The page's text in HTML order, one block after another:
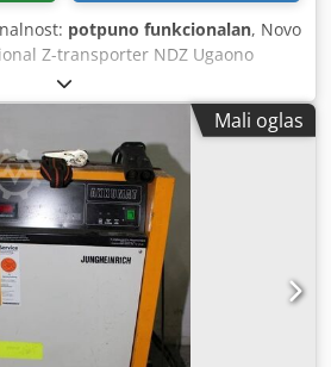
potpuno funkcionalan, Novo
Z-transporter NDZ Ugaono
za transport Brza isporuka
slici: Visinski podesiva ugaona
uglovima NDZ 1 Ulazni
1300 mm Izlazni deo: 500 mm
Spoljašnja širina: 305 mm (bez
podesiva: 700 - 1000 mm Podesivi
deo Podesiv nagib PU kaiš Boja:
L profil Rastojanje između
30 mm Brzina trake: 3
sa hitnim zaustavljanjem /
na okretne točkove sa kočnicama
deo Navdena cena se odnosi na
Mali oglas